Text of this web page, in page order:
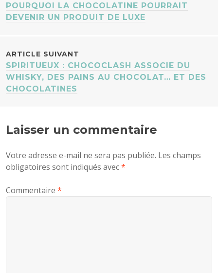
DES
POURQUOI LA CHOCOLATINE POURRAIT
DEVENIR UN PRODUIT DE LUXE
ARTICLE SUIVANT
SPIRITUEUX : CHOCOCLASH ASSOCIE DU
WHISKY, DES PAINS AU CHOCOLAT… ET DES
CHOCOLATINES
Laisser un commentaire
Votre adresse e-mail ne sera pas publiée. Les champs
obligatoires sont indiqués avec*
Commentaire *